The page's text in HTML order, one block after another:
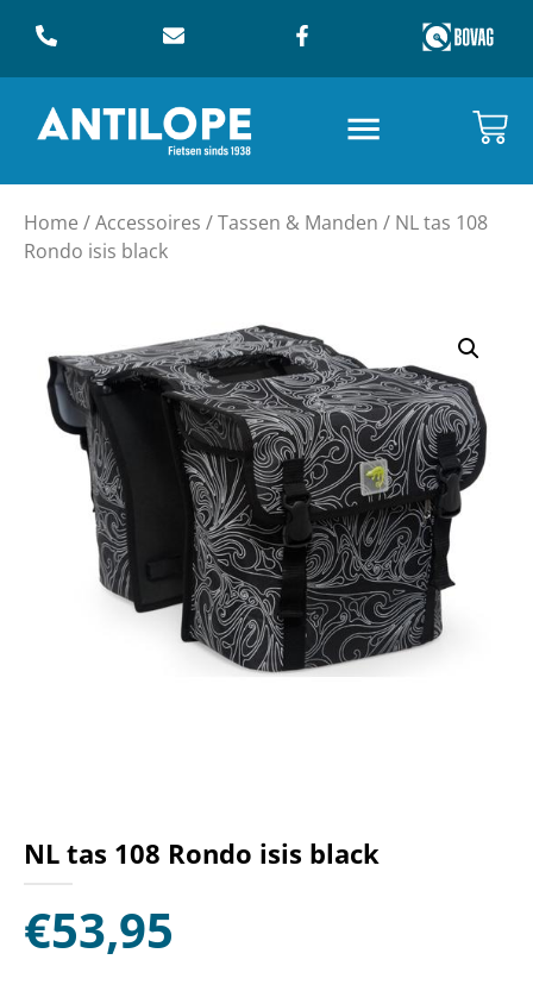
Home /Accessoires /Tassen & Manden / NL tas 108
Rondo isis black
NL tas 108 Rondo isis black
€53,95